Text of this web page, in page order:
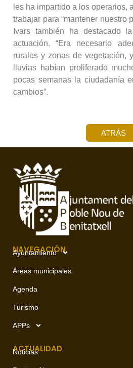
les ha impartido a los operarios,
trabajar para “mantener nuestro
Ivars también ha destacado
actuación. “Era necesario
rurales y zonas de vegetación,
lluvias habían proliferado
pocas semanas la ciudadanía
cambios”.
ATRÁS
NAVEGACIÓN
Ayuntamiento
Áreas municipales
Agenda
Turismo
APPs
ACTUALIDAD
Noticias